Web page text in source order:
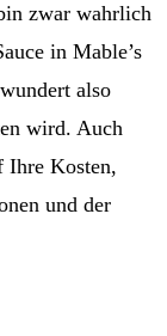
zwar wahrlich
in Mable’s
also
wird. Auch
Ihre Kosten,
und der